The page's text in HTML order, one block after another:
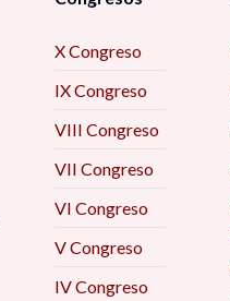
X Congreso
IX Congreso
VIII Congreso
VII Congreso
VI Congreso
V Congreso
IV Congreso